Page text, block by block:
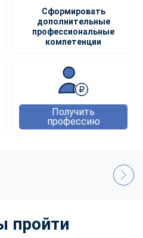
Сформировать
дополнительные
профессиональные
компетенции
Получить
профессию
пройти